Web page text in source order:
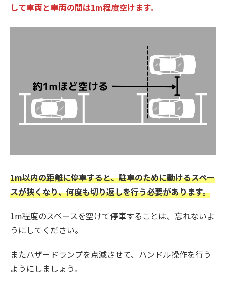
して車両と車両の間は1m程度空けます。
1m以内の距離に停車すると、駐車のために動けるスペー
スが狭くなり、何度も切り返しを行う必要があります。
1m程度のスペースを空けて停車することは、忘れないよ
うにしてください。
またハザードランプを点滅させて、ハンドル操作を行う
ようにしましょう。